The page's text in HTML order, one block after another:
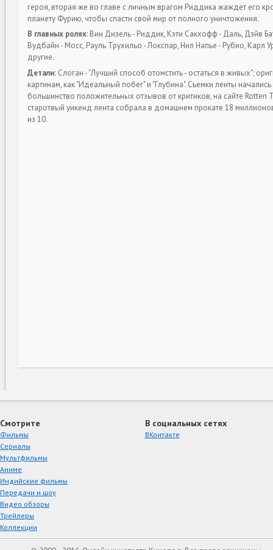
героя, вторая же во главе с личным врагом Риддика жаждет его
планету Фурию, чтобы спасти свой мир от полного уничтожения.
В главных ролях: Вин Дизель - Риддик, Кэти Сакхофф - Даль, Дэйв
Вудбайн - Мосс, Рауль Трухильо - Локспар, Нил Напье - Рубио,
другие.
Детали: Слоган - "Лучший способ отомстить - остаться в живых";
картинам, как "Идеальный побег" и "Глубина". Съемки ленты
большинство положительных отзывов от критиков, на сайте
старотвый уикенд лента собрала в домашнем прокате 18
из 10.
Смотрите
Фильмы
Сериалы
Мультфильмы
Аниме
Индийские фильмы
Передачи и шоу
Видео обзоры
Трейлеры
Коллекции
В социальных сетях
ВКонтакте